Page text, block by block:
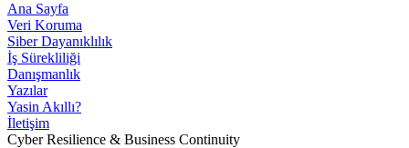
Ana Sayfa
Veri Koruma
Siber Dayanıklılık
İş Sürekliliği
Danışmanlık
Yazılar
Yasin Akıllı?
İletişim
Cyber Resilience & Business Continuity